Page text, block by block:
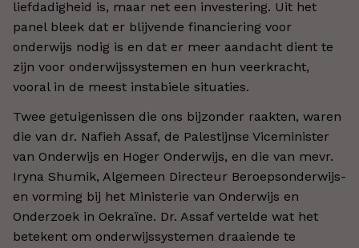
liefdadigheid is, maar net een investering. Uit het
panel bleek dat er blijvende financiering voor
onderwijs nodig is en dat er meer aandacht dient te
zijn voor onderwijssystemen en hun veerkracht,
vooral in de meest instabiele situaties.
Twee getuigenissen die ons bijzonder raakten, waren
die van dr. Nafieh Assaf, de Palestijnse Viceminister
van Onderwijs en Hoger Onderwijs, en die van mevr.
Iryna Shumik, Algemeen Directeur Beroepsonderwijs-
en vorming bij het Ministerie van Onderwijs en
Onderzoek in Oekraïne. Dr. Assaf vertelde wat het
betekent om onderwijssystemen draaiende te